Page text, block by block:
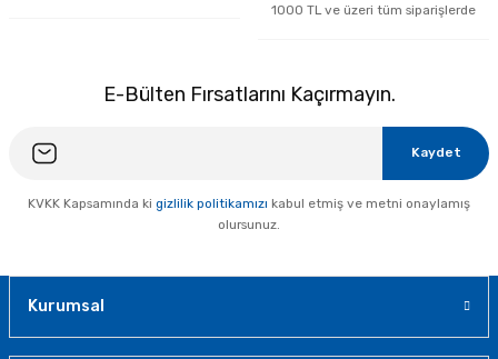
1000 TL ve üzeri tüm siparişlerde
E-Bülten Fırsatlarını Kaçırmayın.
Kaydet
KVKK Kapsamında ki gizlilik politikamızı kabul etmiş ve metni onaylamış
olursunuz.
Kurumsal